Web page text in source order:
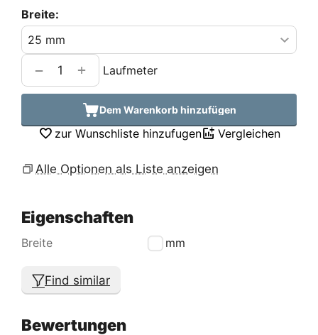
Breite:
+
− Laufmeter
Dem Warenkorb hinzufügen
zur Wunschliste hinzufugen Vergleichen
Alle Optionen als Liste anzeigen
Eigenschaften
Breite 25 mm
Find similar
Bewertungen